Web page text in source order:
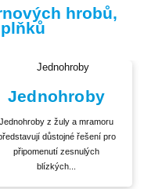
hrobů,
Jednohroby
Jednohroby z žuly a mramoru
důstojné řešení pro
připomenutí zesnulých
blízkých...